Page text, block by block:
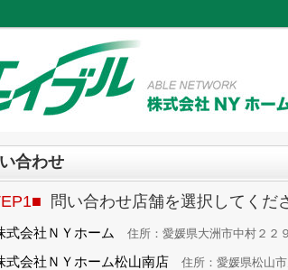
合わせ
問い合わせ店舗を選択してくだ
式会社ＮＹホーム 住所：愛媛県大洲市中村２２
式会社ＮＹホーム松山南店 住所：愛媛県松山